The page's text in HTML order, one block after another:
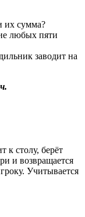
их сумма?
любых пяти
заводит на
к столу, берёт
и возвращается
Учитывается